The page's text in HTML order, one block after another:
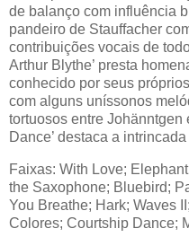
de balanço com influência
pandeiro de Stauffacher
contribuições vocais de
Arthur Blythe’ presta
conhecido por seus
com alguns uníssonos
tortuosos entre Johänntgen
Dance’ destaca a
Faixas: With Love;
the Saxophone; Bluebird;
You Breathe; Hark; Waves
Colores; Courtship Dance;